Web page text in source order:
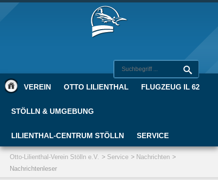
VEREIN OTTO LILIENTHAL FLUGZEUG IL 62
STÖLLN & UMGEBUNG
LILIENTHAL-CENTRUM STÖLLN SERVICE
Otto-Lilienthal-Verein Stölln e.V. Service
Nachrichten
Nachrichtenleser